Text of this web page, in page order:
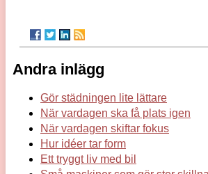
Andra inlägg
Gör städningen lite lättare
När vardagen ska få plats igen
När vardagen skiftar fokus
Hur idéer tar form
Ett tryggt liv med bil